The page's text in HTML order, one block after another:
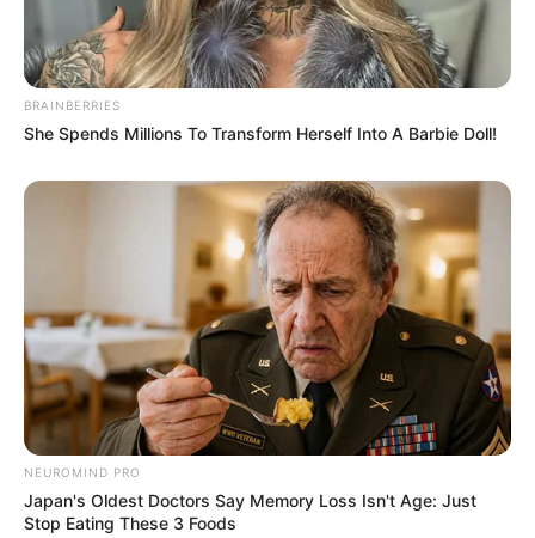
BRAINBERRIES
She Spends Millions To Transform Herself Into A Barbie Doll!
NEUROMIND PRO
Japan's Oldest Doctors Say Memory Loss Isn't Age: Just
Stop Eating These 3 Foods